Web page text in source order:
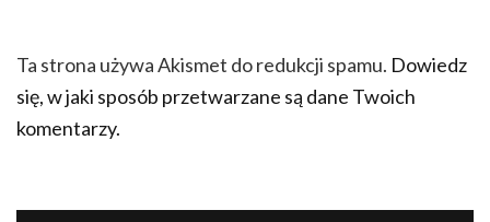
Ta strona używa Akismet do redukcji spamu. Dowiedz
się, w jaki sposób przetwarzane są dane Twoich
komentarzy.